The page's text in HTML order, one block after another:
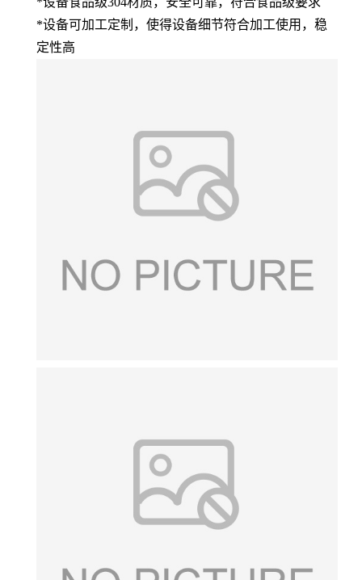
*设备可加工定制，使得设备细节符合加工使用，稳
定性高